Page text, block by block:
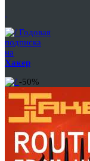
Годовая
подписка
на
Хакер
-50%